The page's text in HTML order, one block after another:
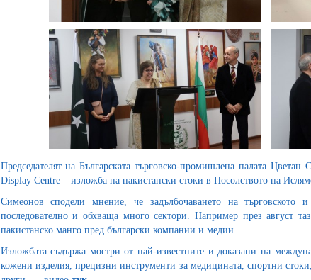
Председателят на Българската търговско-промишлена палата
Display Centre – изложба на пакистански стоки в Посолството на
Симеонов сподели мнение, че задълбочаването на търговското
последователно и обхваща много сектори. Например през август
пакистанско манго пред български компании и медии.
Изложбата съдържа мостри от най-известните и доказани на
кожени изделия, прецизни инструменти за медицината, спортни